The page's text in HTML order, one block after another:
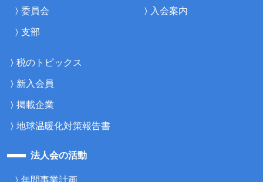
委員会
支部
入会案内
税のトピックス
新入会員
掲載企業
地球温暖化対策報告書
法人会の活動
年間事業計画